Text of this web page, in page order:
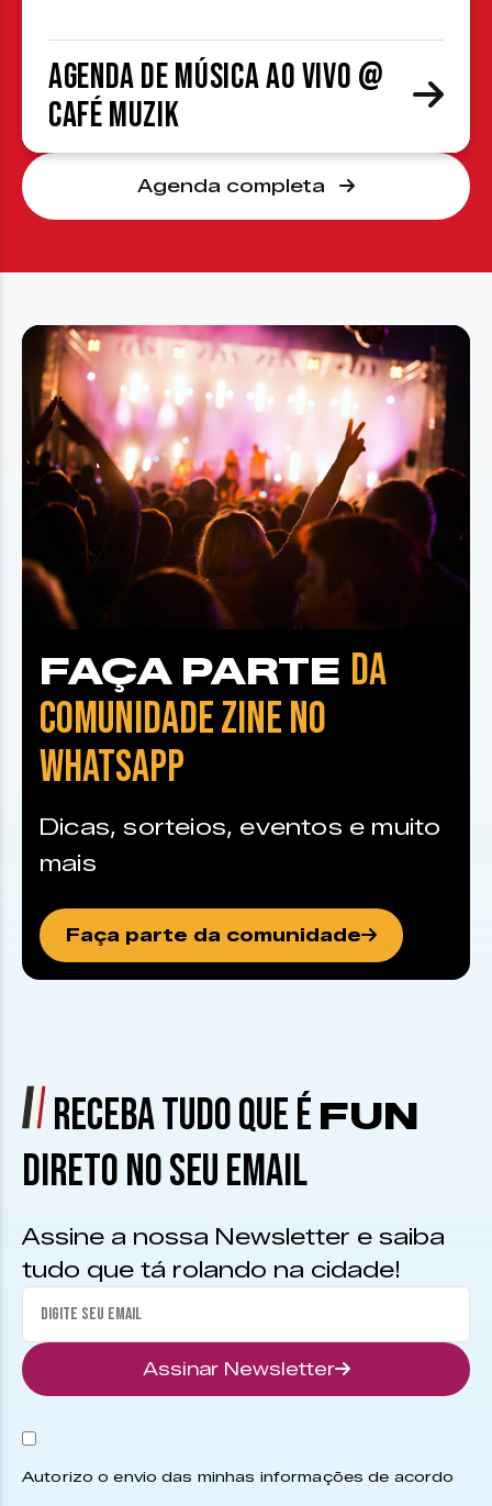
Agenda de Música ao Vivo @
Café Muzik
Agenda completa
FAÇA PARTE DA
COMUNIDADE ZINE NO
WHATSAPP
Dicas, sorteios, eventos e muito
mais
Faça parte da comunidade
RECEBA TUDO QUE É FUN
DIRETO NO SEU EMAIL
Assine a nossa Newsletter e saiba
tudo que tá rolando na cidade!
Assinar Newsletter
Autorizo o envio das minhas informações de acordo